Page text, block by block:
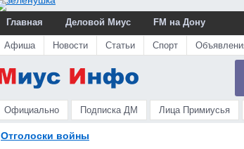
Главная Деловой Миус FM на Дону
Афиша Новости Статьи Спорт
Официально Подписка ДМ Лица Примиусья
Отголоски войны